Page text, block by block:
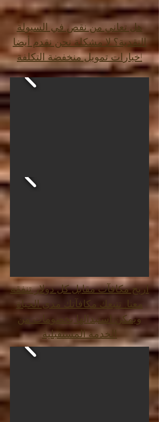
هل تعاني من نقص في السيولة
النقدية؟ لا مشكلة نحن نقدم أيضا
خيارات تمويل منخفضة التكلفة!
اربح مكافآت مقابل كل دولار تنفقه
معنا. تتبعك مكافآتك مدى الحياة
ويمكن استبدالها بخصومات من
الخدمة المستقبلية